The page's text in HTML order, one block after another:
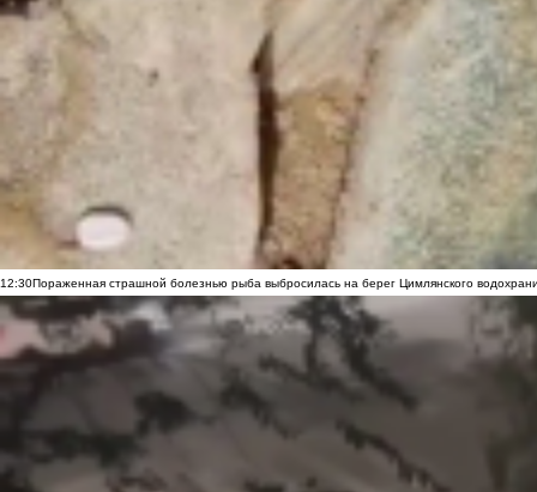
12:30Пораженная страшной болезнью рыба выбросилась на берег Цимлянского